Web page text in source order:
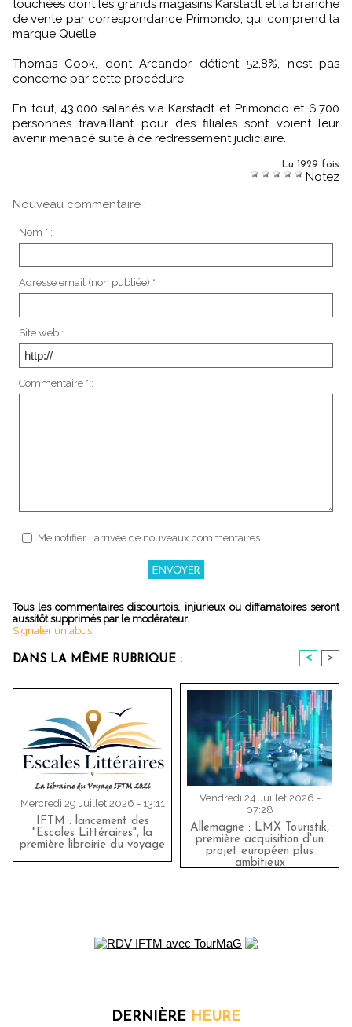
touchées dont les grands magasins Karstadt et la branche
de vente par correspondance Primondo, qui comprend la
marque Quelle.
Thomas Cook, dont Arcandor détient 52,8%, n’est pas
concerné par cette procédure.
En tout, 43.000 salariés via Karstadt et Primondo et 6.700
personnes travaillant pour des filiales sont voient leur
avenir menacé suite à ce redressement judiciaire.
Lu 1929 fois
Notez
Nouveau commentaire :
Nom * :
Adresse email (non publiée) * :
Site web :
Commentaire * :
Me notifier l'arrivée de nouveaux commentaires
Tous les commentaires discourtois, injurieux ou diffamatoires seront
aussitôt supprimés par le modérateur.
Signaler un abus
DANS LA MÊME RUBRIQUE : < >
Mercredi 29 Juillet 2026 - 13:11
IFTM : lancement des
"Escales Littéraires", la
première librairie du voyage
Vendredi 24 Juillet 2026 -
07:28
Allemagne : LMX Touristik,
première acquisition d'un
projet européen plus
ambitieux
DERNIÈRE HEURE